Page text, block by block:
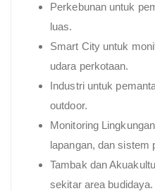
Perkebunan untuk
luas.
Smart City untuk
udara perkotaan.
Industri untuk
outdoor.
Monitoring
lapangan, dan sistem
Tambak dan
sekitar area budidaya.